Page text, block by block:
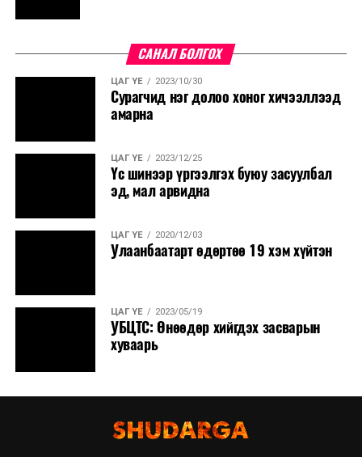
САНАЛ БОЛГОХ
ЦАГ ҮЕ 2023/10/30
Сурагчид нэг долоо хоног хичээллээд
амарна
ЦАГ ҮЕ 2023/12/25
Үс шинээр үргээлгэх буюу засуулбал
эд, мал арвидна
ЦАГ ҮЕ 2020/12/03
Улаанбаатарт өдөртөө 19 хэм хүйтэн
ЦАГ ҮЕ 2023/05/19
УБЦТС: Өнөөдөр хийгдэх засварын
хуваарь